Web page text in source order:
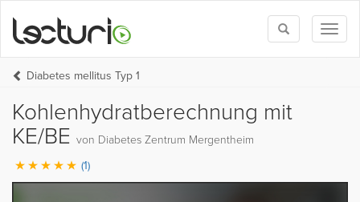
Toggle
search
Diabetes mellitus Typ 1
Kohlenhydratberechnung mit
KE/BE von Diabetes Zentrum Mergentheim
(1)